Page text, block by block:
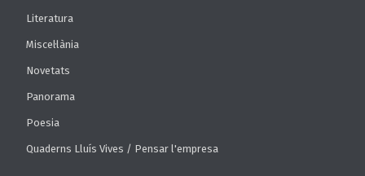
Literatura
Miscel·lània
Novetats
Panorama
Poesia
Quaderns Lluís Vives / Pensar l'empresa